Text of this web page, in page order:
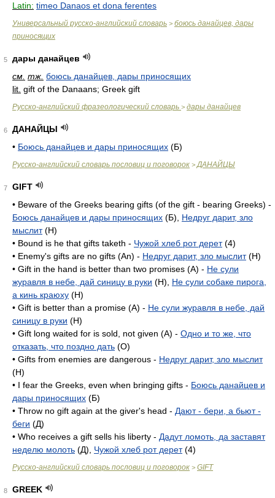
Latin: timeo Danaos et dona ferentes
Универсальный русско-английский словарь > боюсь данайцев, дары
приносящих
5
дары данайцев
см. тж. боюсь данайцев, дары приносящих
lit. gift of the Danaans; Greek gift
Русско-английский фразеологический словарь > дары данайцев
6
ДАНАЙЦЫ
• Боюсь данайцев и дары приносящих (Б)
Русско-английский словарь пословиц и поговорок > ДАНАЙЦЫ
7
GIFT
• Beware of the Greeks bearing gifts (of the gift - bearing Greeks) -
Боюсь данайцев и дары приносящих (Б), Недруг дарит, зло
мыслит(H)
• Bound is he that gifts taketh - Чужой хлеб рот дерет(4)
• Enemy's gifts are no gifts (An) - Недруг дарит, зло мыслит(H)
• Gift in the hand is better than two promises (A) - Не сули
журавля в небе, дай синицу в руки (H), Не сули собаке пирога,
а кинь краюху (H)
• Gift is better than a promise (A) - Не сули журавля в небе, дай
синицу в руки (H)
• Gift long waited for is sold, not given (A) - Одно и то же, что
отказать, что поздно дать (O)
• Gifts from enemies are dangerous - Недруг дарит, зло мыслит
(H)
• I fear the Greeks, even when bringing gifts - Боюсь данайцев и
дары приносящих (Б)
• Throw no gift again at the giver's head - Дают - бери, а бьют -
беги (Д)
• Who receives a gift sells his liberty - Дадут ломоть, да заставят
неделю молоть (Д), Чужой хлеб рот дерет(4)
Русско-английский словарь пословиц и поговорок > GIFT
8 GREEK